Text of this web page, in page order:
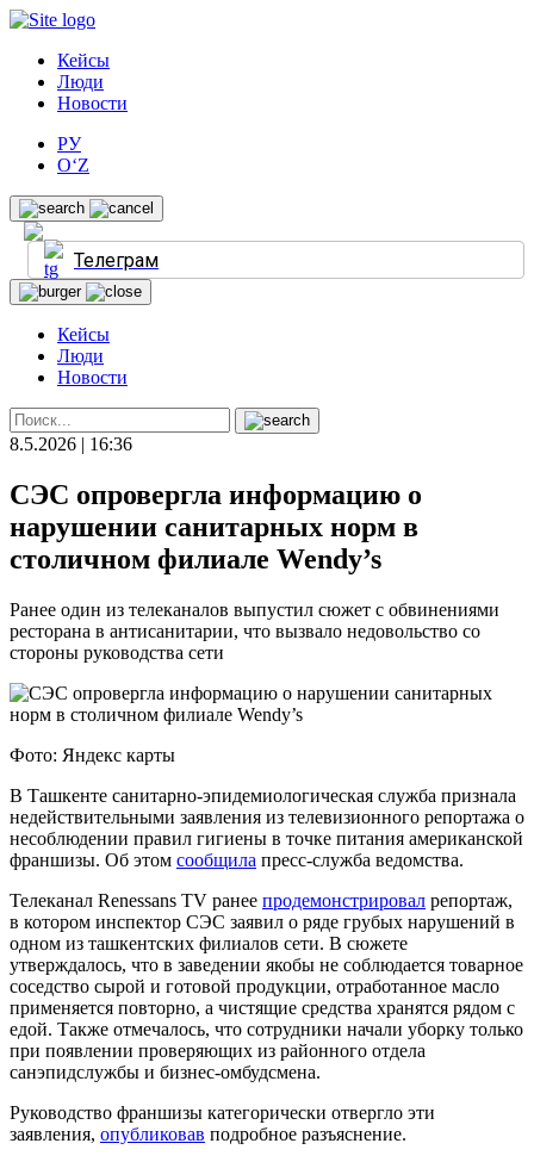
Кейсы
Люди
Новости
РУ
O‘Z
Телеграм
Кейсы
Люди
Новости
8.5.2026 | 16:36
СЭС опровергла информацию о
нарушении санитарных норм в
столичном филиале Wendy’s
Ранее один из телеканалов выпустил сюжет с обвинениями
ресторана в антисанитарии, что вызвало недовольство со
стороны руководства сети
Фото: Яндекс карты
В Ташкенте санитарно-эпидемиологическая служба признала
недействительными заявления из телевизионного репортажа о
несоблюдении правил гигиены в точке питания американской
франшизы. Об этом сообщила пресс-служба ведомства.
Телеканал Renessans TV ранее продемонстрировал репортаж,
в котором инспектор СЭС заявил о ряде грубых нарушений в
одном из ташкентских филиалов сети. В сюжете
утверждалось, что в заведении якобы не соблюдается товарное
соседство сырой и готовой продукции, отработанное масло
применяется повторно, а чистящие средства хранятся рядом с
едой. Также отмечалось, что сотрудники начали уборку только
при появлении проверяющих из районного отдела
санэпидслужбы и бизнес-омбудсмена.
Руководство франшизы категорически отвергло эти
заявления, опубликовав подробное разъяснение.